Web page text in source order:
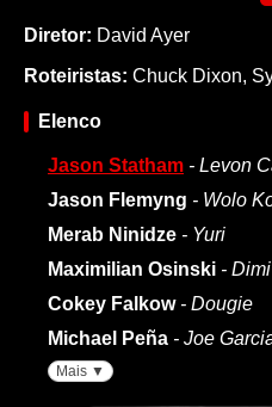
Diretor: David Ayer
Roteiristas: Chuck Dixon,
Elenco
Jason Statham - Levon
Jason Flemyng - Wolo
Merab Ninidze - Yuri
Maximilian Osinski -
Cokey Falkow - Dougie
Michael Peña - Joe
Mais ▼